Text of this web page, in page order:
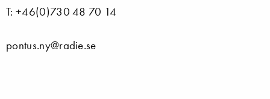
T: +46(0)730 48 70 14
pontus.ny@radie.se